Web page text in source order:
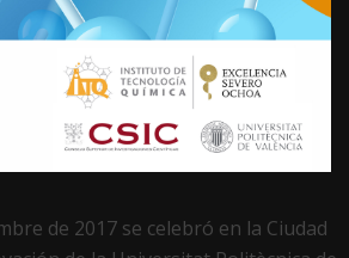
de 2017 se celebró en la Ciudad